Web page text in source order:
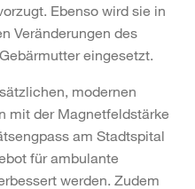
Ebenso wird sie in
Veränderungen des
eingesetzt.
modernen
mit der Magnetfeldstärke
am Stadtspital
für ambulante
werden. Zudem